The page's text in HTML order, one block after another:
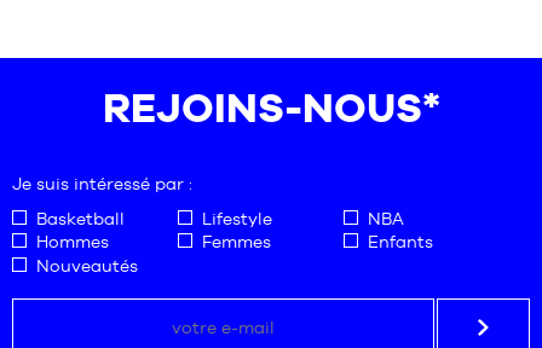
unique
REJOINS-NOUS*
Je suis intéressé par :
Basketball
Lifestyle
NBA
Hommes
Femmes
Enfants
Nouveautés